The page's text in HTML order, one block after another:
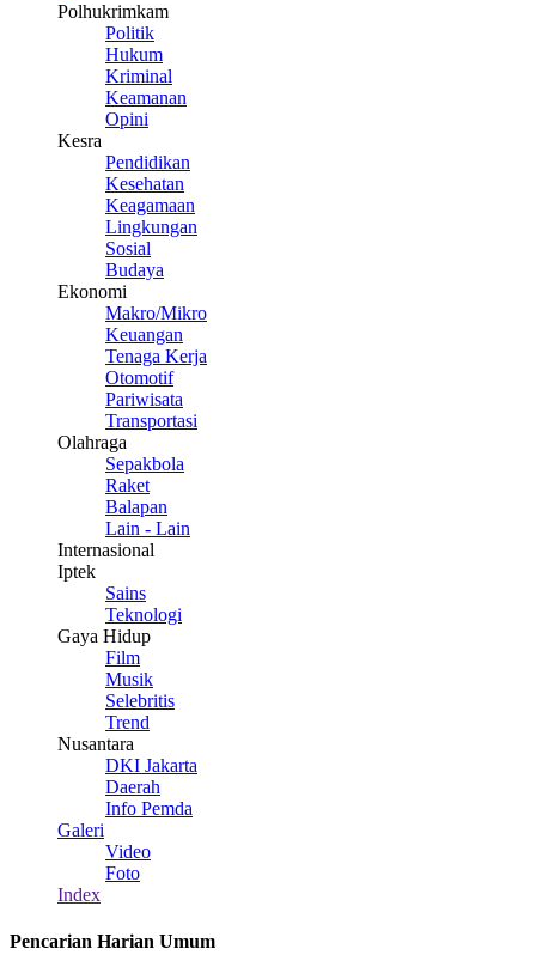
Polhukrimkam
Politik
Hukum
Kriminal
Keamanan
Opini
Kesra
Pendidikan
Kesehatan
Keagamaan
Lingkungan
Sosial
Budaya
Ekonomi
Makro/Mikro
Keuangan
Tenaga Kerja
Otomotif
Pariwisata
Transportasi
Olahraga
Sepakbola
Raket
Balapan
Lain - Lain
Internasional
Iptek
Sains
Teknologi
Gaya Hidup
Film
Musik
Selebritis
Trend
Nusantara
DKI Jakarta
Daerah
Info Pemda
Galeri
Video
Foto
Index
Pencarian Harian Umum